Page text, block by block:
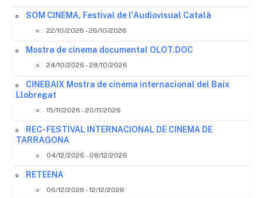
SOM CINEMA, Festival de l'Audiovisual Català
22/10/2026 - 26/10/2026
Mostra de cinema documental OLOT.DOC
24/10/2026 - 28/10/2026
CINEBAIX Mostra de cinema internacional del Baix
Llobregat
15/11/2026 - 20/11/2026
REC- FESTIVAL INTERNACIONAL DE CINEMA DE
TARRAGONA
04/12/2026 - 08/12/2026
RETEENA
06/12/2026 - 12/12/2026